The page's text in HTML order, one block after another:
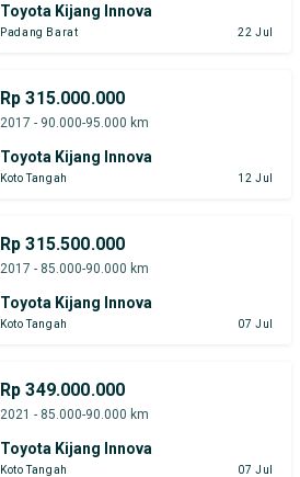
Toyota Kijang Innova
Padang Barat 22 Jul
Rp 315.000.000
2017 - 90.000-95.000 km
Toyota Kijang Innova
Koto Tangah 12 Jul
Rp 315.500.000
2017 - 85.000-90.000 km
Toyota Kijang Innova
Koto Tangah 07 Jul
Rp 349.000.000
2021 - 85.000-90.000 km
Toyota Kijang Innova
Koto Tangah 07 Jul